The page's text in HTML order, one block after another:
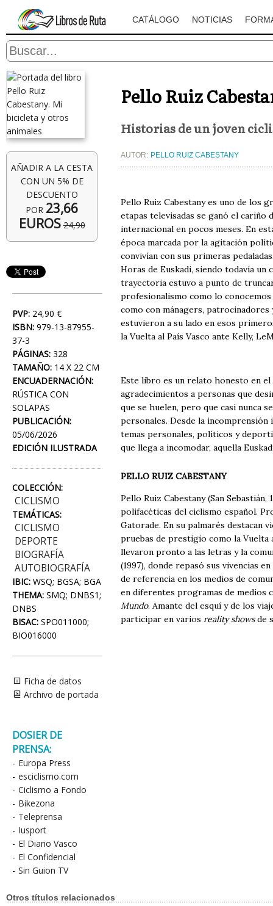
CATÁLOGO NOTICIAS
AÑADIR A LA CESTA
CON UN 5% DE
DESCUENTO
POR 23,66
EUROS 24,90
PVP: 24,90 €
ISBN: 979-13-87955-
37-3
PÁGINAS: 328
TAMAÑO: 14 X 22 CM
ENCUADERNACIÓN:
RÚSTICA CON
SOLAPAS
PUBLICACIÓN:
05/06/2026
EDICIÓN ILUSTRADA
COLECCIÓN:
CICLISMO
TEMÁTICAS:
CICLISMO
DEPORTE
BIOGRAFÍA
AUTOBIOGRAFÍA
IBIC: WSQ; BGSA; BGA
THEMA: SMQ; DNBS1;
DNBS
BISAC: SPO011000;
BIO016000
Ficha de datos
Archivo de portada
DOSIER DE
PRENSA:
- Europa Press
- esciclismo.com
- Ciclismo a Fondo
- Bikezona
- Teleprensa
- Iusport
- El Diario Vasco
- El Confidencial
- Sin Guion TV
Pello Ruiz
Historias de un joven
AUTOR: PELLO RUIZ CABESTANY
Pello Ruiz Cabestany es uno de los
etapas televisadas se ganó el cariño
internacional en pocos meses. En
época marcada por la agitación
convivían con sus primeras
Horas de Euskadi, siendo todavía
trayectoria estuvo a punto de
profesionalismo como lo
como con mánagers,
estuvieron a su lado en esos
la Vuelta al País Vasco ante Kelly,
Este libro es un relato honesto en el
agradecimientos a personas que
que se huelen, pero que casi nunca
personales. Desde la
temas personales, políticos y
que llega a incomodar, aquella
PELLO RUIZ CABESTANY
Pello Ruiz Cabestany (San
polifacéticas del ciclismo español.
Gatorade. En su palmarés destacan
pruebas de prestigio como la Vuelta
llevaron pronto a las letras y la
(1997), donde repasó sus vivencias
de referencia en los medios de
en diferentes programas de medios
Mundo. Amante del esquí y de los
participar en varios reality showsde
Otros títulos relacionados